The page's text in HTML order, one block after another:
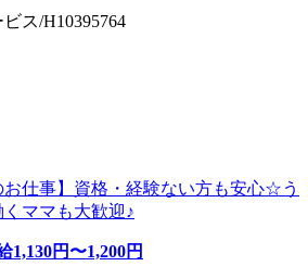
ス/H10395764
お仕事】資格・経験ない方も安心☆う
ママも大歓迎♪
1,130円〜1,200円